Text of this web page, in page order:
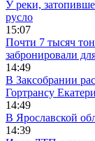
У реки,
русло
15:07
Почти 7 тысяч
забронировали
14:49
В Заксобрании
Гортрансу
14:49
В Ярославской
14:39